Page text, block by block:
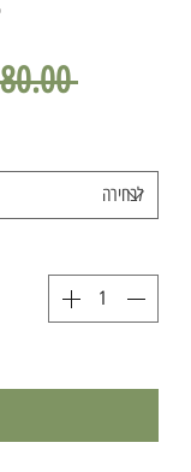
‏1,680.00 ‏₪